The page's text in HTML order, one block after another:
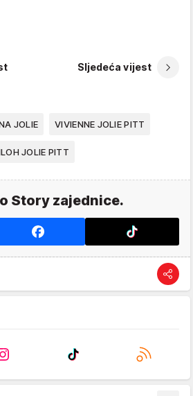
Sljedeća vijest
JOLIE VIVIENNE JOLIE PITT
JOLIE PITT
Story zajednice.